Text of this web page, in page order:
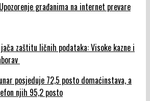
građanima na internet prevare
jača zaštitu ličnih podataka: Visoke kazne i
posjeduje 72,5 posto domaćinstava, a
njih 95,2 posto